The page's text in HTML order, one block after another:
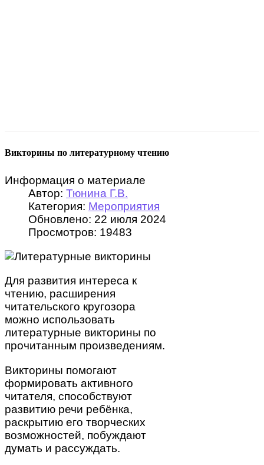
Викторины по литературному чтению
Информация о материале
Автор: Тюнина Г.В.
Категория: Мероприятия
Обновлено: 22 июля 2024
Просмотров: 19483
Для развития интереса к
чтению, расширения
читательского кругозора
можно использовать
литературные викторины по
прочитанным произведениям.
Викторины помогают
формировать активного
читателя, способствуют
развитию речи ребёнка,
раскрытию его творческих
возможностей, побуждают
думать и рассуждать.